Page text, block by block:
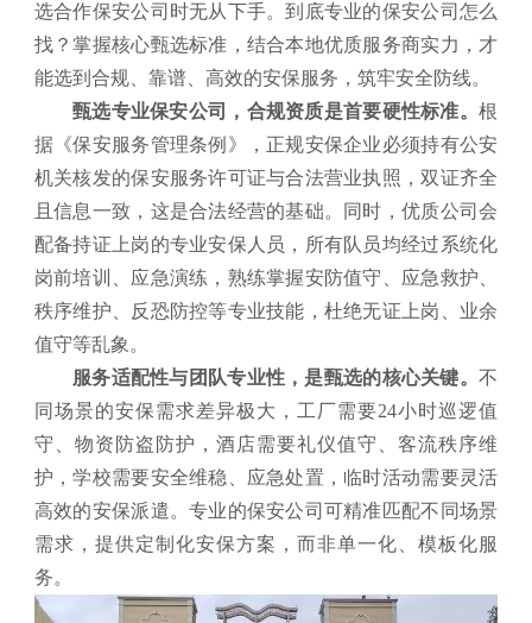
选合作保安公司时无从下手。到底专业的保安公司怎么
找？掌握核心甄选标准，结合本地优质服务商实力，才
能选到合规、靠谱、高效的安保服务，筑牢安全防线。
甄选专业保安公司，合规资质是首要硬性标准。根
据《保安服务管理条例》，正规安保企业必须持有公安
机关核发的保安服务许可证与合法营业执照，双证齐全
且信息一致，这是合法经营的基础。同时，优质公司会
配备持证上岗的专业安保人员，所有队员均经过系统化
岗前培训、应急演练，熟练掌握安防值守、应急救护、
秩序维护、反恐防控等专业技能，杜绝无证上岗、业余
值守等乱象。
服务适配性与团队专业性，是甄选的核心关键。不
同场景的安保需求差异极大，工厂需要24小时巡逻值
守、物资防盗防护，酒店需要礼仪值守、客流秩序维
护，学校需要安全维稳、应急处置，临时活动需要灵活
高效的安保派遣。专业的保安公司可精准匹配不同场景
需求，提供定制化安保方案，而非单一化、模板化服
务。